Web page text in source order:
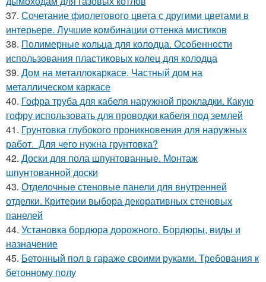
37. Сочетание фиолетового цвета с другими цветами в
интерьере. Лучшие комбинации оттенка мистиков
38. Полимерные кольца для колодца. Особенности
использования пластиковых колец для колодца
39. Дом на металлокаркасе. Частный дом на
металлическом каркасе
40. Гофра труба для кабеля наружной прокладки. Какую
гофру использовать для проводки кабеля под землей
41. Грунтовка глубокого проникновения для наружных
работ. Для чего нужна грунтовка?
42. Доски для пола шпунтованные. Монтаж
шпунтованной доски
43. Отделочные стеновые панели для внутренней
отделки. Критерии выбора декоративных стеновых
панелей
44. Установка бордюра дорожного. Бордюры, виды и
назначение
45. Бетонный пол в гараже своими руками. Требования к
бетонному полу